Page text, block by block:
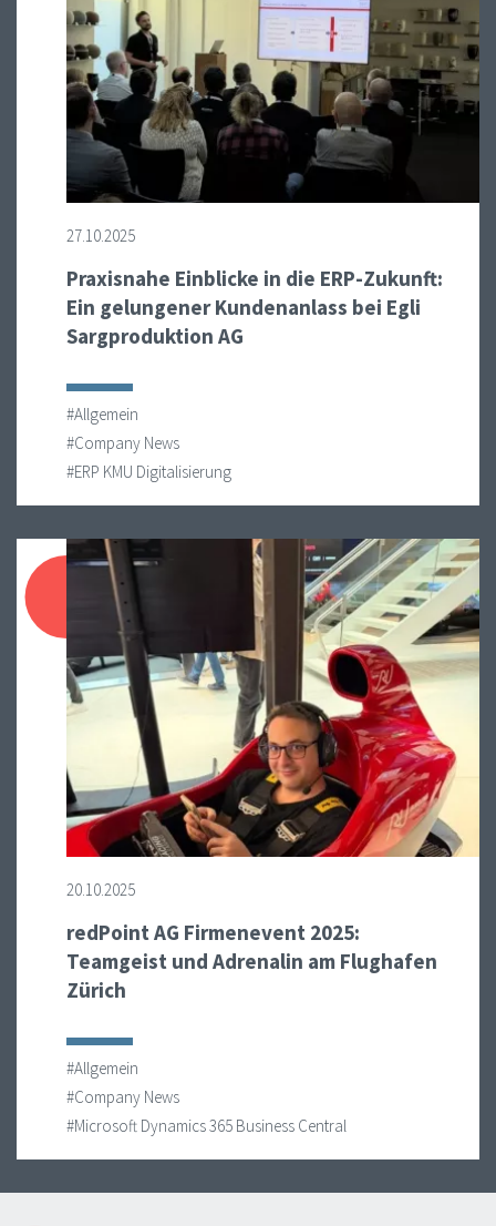
27.10.2025
Praxisnahe Einblicke in die ERP-Zukunft:
Ein gelungener Kundenanlass bei Egli
Sargproduktion AG
#Allgemein
#Company News
#ERP KMU Digitalisierung
20.10.2025
redPoint AG Firmenevent 2025:
Teamgeist und Adrenalin am Flughafen
Zürich
#Allgemein
#Company News
#Microsoft Dynamics 365 Business Central